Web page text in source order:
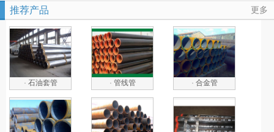
更多
推荐产品
· 石油套管 · 管线管 · 合金管